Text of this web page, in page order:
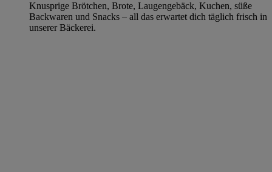
Knusprige Brötchen, Brote, Laugengebäck, Kuchen, süße
Backwaren und Snacks – all das erwartet dich täglich frisch in
unserer Bäckerei.